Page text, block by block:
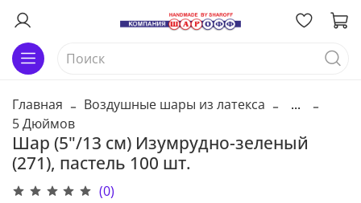
Главная Воздушные шары из латекса
...
5 Дюймов
Шар (5"/13 см) Изумрудно-зеленый
(271), пастель 100 шт.
(0)